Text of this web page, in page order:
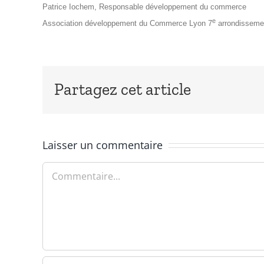
Patrice Iochem, Responsable développement du commerce
Association développement du Commerce Lyon 7e
Partagez cet article
Laisser un commentaire
Commentaire